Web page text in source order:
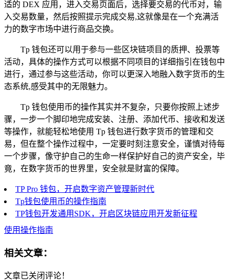
适的 DEX 应用，进入交易页面后，选择要交易的代币对，输
入交易数量，然后按照提示完成交易,这就像是在一个充满活
力的数字市场中进行商品交换。
Tp 钱包还可以用于参与一些区块链项目的质押、投票等
活动，具体的操作方式可以根据不同项目的详细指引在钱包中
进行，通过参与这些活动，你可以更深入地融入数字货币的生
态系统,感受其中的无限魅力。
Tp 钱包使用币的操作其实并不复杂，只要你按照上述步
骤，一步一个脚印地完成安装、注册、添加代币、接收和发送
等操作，就能轻松地使用 Tp 钱包进行数字货币的管理和交
易，但在整个操作过程中，一定要时刻注意安全，谨慎对待每
一个步骤，像守护自己的生命一样保护好自己的资产安全，毕
竟，在数字货币的世界里，安全就是财富的保障。
TP Pro 钱包，开启数字资产管理新时代
Tp钱包使用币的操作指南
TP钱包开发通用SDK，开启区块链应用开发新征程
使用操作指南
相关文章：
文章已关闭评论！